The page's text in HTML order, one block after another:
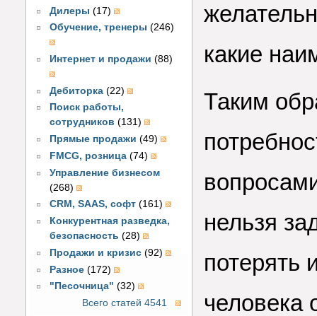
Дилеры (17)
Обучение, тренеры (246)
Интернет и продажи (88)
Дебиторка (22)
Поиск работы,
сотрудников (131)
Прямые продажи (49)
FMCG, розница (74)
Управление бизнесом
(268)
CRM, SAAS, софт (161)
Конкурентная разведка,
безопасность (28)
Продажи и кризис (92)
Разное (172)
"Песочница" (32)
Всего статей 4541
какие
Таким
нельзя
потерять
человека